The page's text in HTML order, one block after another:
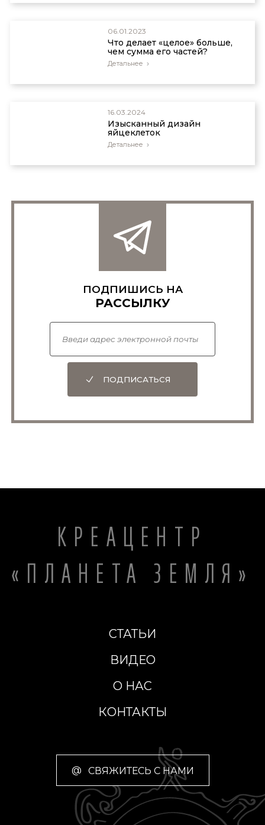
06.01.2023
Что делает «целое» больше,
чем сумма его частей?
Детальнее
16.03.2024
Изысканный дизайн
яйцеклеток
Детальнее
ПОДПИШИСЬ НА
РАССЫЛКУ
ПОДПИСАТЬСЯ
КРЕАЦЕНТР
«ПЛАНЕТА ЗЕМЛЯ»
СТАТЬИ
ВИДЕО
О НАС
КОНТАКТЫ
@ СВЯЖИТЕСЬ С НАМИ